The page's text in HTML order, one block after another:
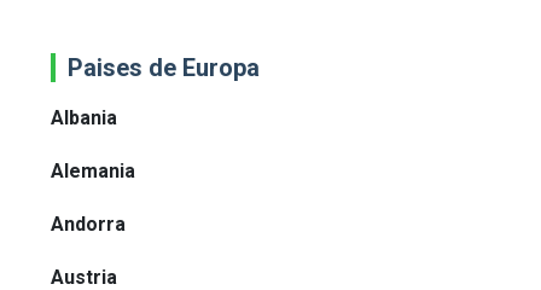
Paises de Europa
Albania
Alemania
Andorra
Austria